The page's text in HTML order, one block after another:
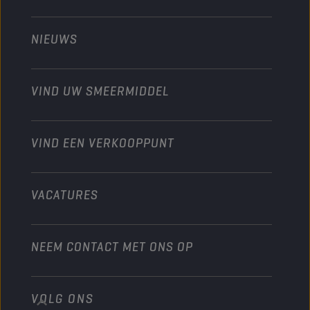
Moto’s & ATV
Industrie
Scheepvaart
Technology
Ontdek onze motorsportpartners
Personenwagens
Motorfiets
Heavy-Duty
NIEUWS
VIND UW SMEERMIDDEL
VIND EEN VERKOOPPUNT
VACATURES
NEEM CONTACT MET ONS OP
info@championlubes.com
VOLG ONS